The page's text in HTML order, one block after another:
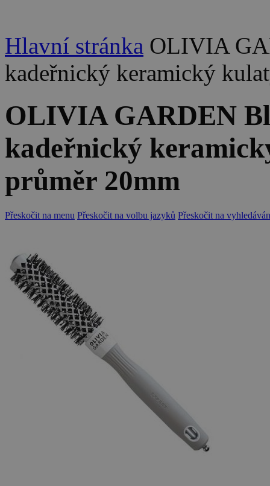
Hlavní stránka OLIVIA
kadeřnický keramický
OLIVIA GARDEN
kadeřnický
průměr 20mm
Přeskočit na menu Přeskočit na volbu jazyků Přeskočit na